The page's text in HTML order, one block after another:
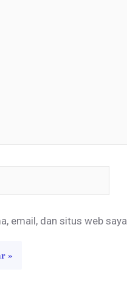
email, dan situs web